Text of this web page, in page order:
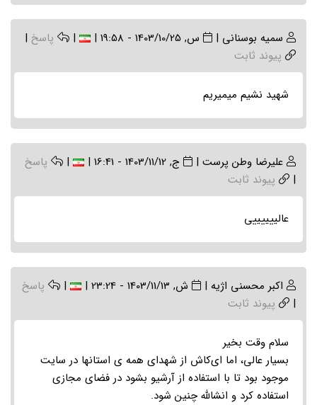
سمیه بوسنانی | س, 1403/10/25 - 19:58 |
| پاسخ |
پیوند ثابت
شهید نشیم میمیریم
علیرضا وطن پرست | ج, 1403/11/12 - 16:41 |
|
پاسخ
|
پیوند ثابت
عالییییییی
اکبر محسنی اژیه | ش, 1403/11/13 - 23:24 |
|
پاسخ
|
پیوند ثابت
سلام وقت بخیر
بسیار عالی، اما ای‌کاش از شهدای همه ی استانها در سایت
موجود بود تا با استفاده از آرشیو بشود در فضای مجازی
استفاده کرد و انشالله چنین شود.